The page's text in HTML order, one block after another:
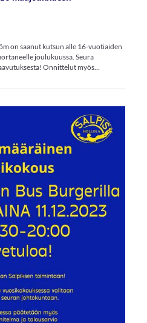
on saanut kutsun alle 16-vuotiaiden
joulukuussa. Seura
Onnittelut myös…